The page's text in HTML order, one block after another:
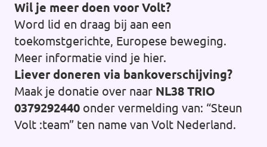
Wil je meer doen voor Volt?
Word lid en draag bij aan een
toekomstgerichte, Europese beweging.
Meer informatie vind je hier.
Liever doneren via bankoverschijving?
Maak je donatie over naar NL38 TRIO
0379292440 onder vermelding van: “Steun
Volt :team” ten name van Volt Nederland.